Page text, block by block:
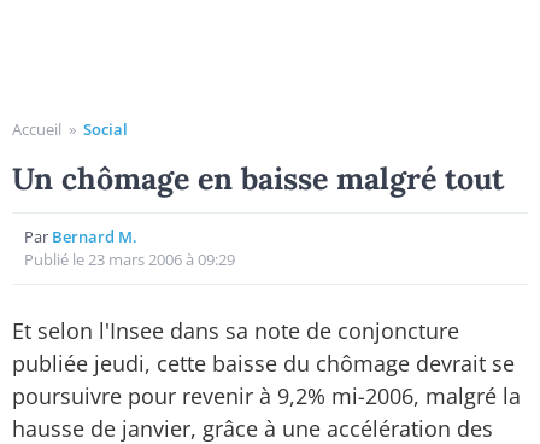
Accueil » Social
Un chômage en baisse malgré tout
Par Bernard M.
Publié le 23 mars 2006 à 09:29
Et selon l'Insee dans sa note de conjoncture
publiée jeudi, cette baisse du chômage devrait se
poursuivre pour revenir à 9,2% mi-2006, malgré la
hausse de janvier, grâce à une accélération des